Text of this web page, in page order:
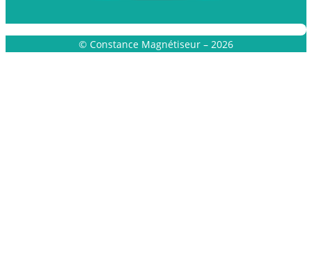
© Constance Magnétiseur – 2026